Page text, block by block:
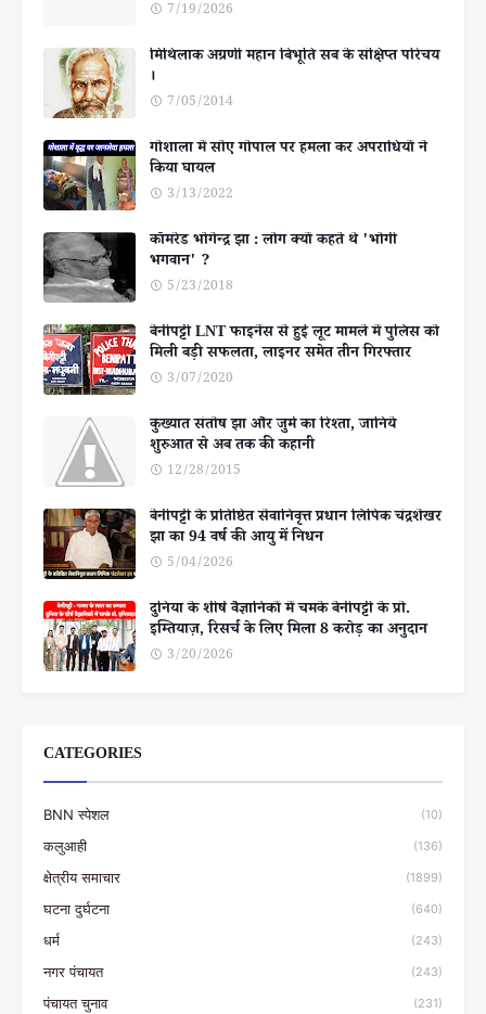
7/19/2026
मिथिलाक अग्रणी महान बिभूति सब के संक्षिप्त परिचय
।
7/05/2014
गोशाला में सोए गोपाल पर हमला कर अपराधियों ने
किया घायल
3/13/2022
कॉमरेड भोगेन्द्र झा : लोग क्यों कहते थे 'भोगी
भगवान' ?
5/23/2018
बेनीपट्टी LNT फाइनेंस से हुई लूट मामले में पुलिस को
मिली बड़ी सफलता, लाइनर समेत तीन गिरफ्तार
3/07/2020
कुख्यात संतोष झा और जुर्म का रिश्ता, जानिये
शुरुआत से अब तक की कहानी
12/28/2015
बेनीपट्टी के प्रतिष्ठित सेवानिवृत्त प्रधान लिपिक चंद्रशेखर
झा का 94 वर्ष की आयु में निधन
5/04/2026
दुनिया के शीर्ष वैज्ञानिकों में चमके बेनीपट्टी के प्रो.
इम्तियाज़, रिसर्च के लिए मिला 8 करोड़ का अनुदान
3/20/2026
CATEGORIES
BNN स्पेशल (10)
कलुआही (136)
क्षेत्रीय समाचार (1899)
घटना दुर्घटना (640)
धर्म (243)
नगर पंचायत (243)
पंचायत चुनाव (231)